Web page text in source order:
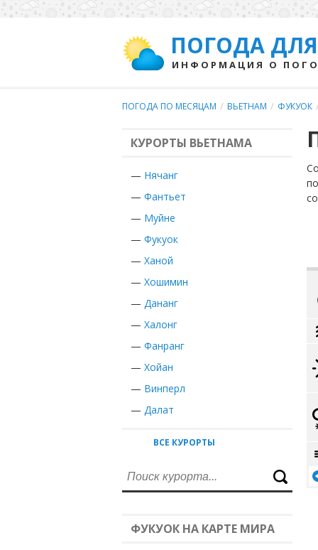
ПОГОДА
ИНФОРМАЦИЯ О
ПОГОДА ПО МЕСЯЦАМ / ВЬЕТНАМ / ФУКУОК
КУРОРТЫ ВЬЕТНАМА
— Нячанг
— Фантьет
— Муйне
— Фукуок
— Ханой
— Хошимин
— Дананг
— Халонг
— Фанранг
— Хойан
— Винперл
— Далат
ВСЕ КУРОРТЫ
ФУКУОК НА КАРТЕ МИРА